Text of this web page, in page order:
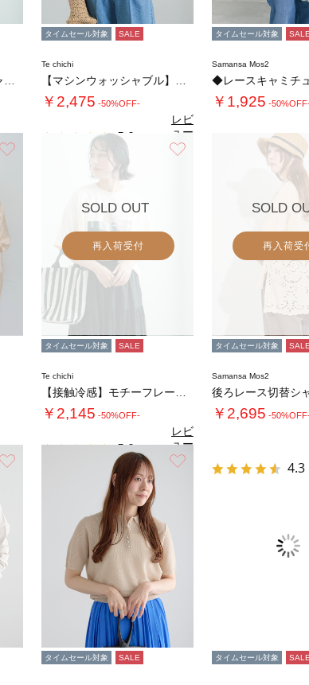
タイムセール対象 SALE
Te chichi
￥2,475 -50%OFF-
5.0
レビ
ュー
を見
る
タイムセール対象 SALE
Samansa Mos2
◆レースキャミチ
￥1,925 -
SOLD OUT
再入荷受付
タイムセール対象 SALE
Te chichi
￥2,145 -50%OFF-
5.0（2）
レビ
ュー
を見
る
SOLD
再入荷受
タイムセール対象 SALE
Samansa Mos2
後ろレース切替シ
￥2,695 -
4.3
タイムセール対象 SALE タイムセール対象 SALE